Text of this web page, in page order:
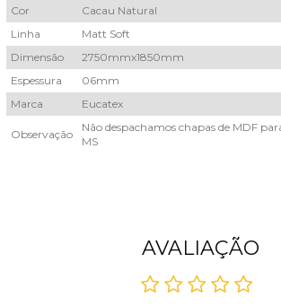
Cor
Cacau Natural
Linha
Matt Soft
Dimensão
2750mmx1850mm
Espessura
06mm
Marca
Eucatex
Observação
Não despachamos chapas de MDF
MS
AVALIAÇÃO